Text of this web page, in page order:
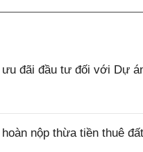
đãi đầu tư đối với Dự
nộp thừa tiền thuê đất